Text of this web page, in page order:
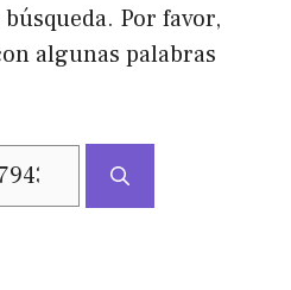
Por favor,
algunas palabras